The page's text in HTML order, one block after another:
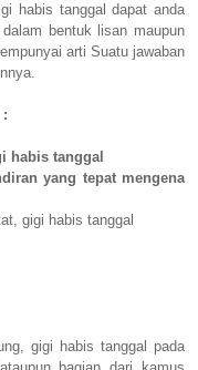
habis tanggal dapat anda
bentuk lisan maupun
arti Suatu jawaban
:
habis tanggal
yang tepat mengena
gigi habis tanggal
gigi habis tanggal pada